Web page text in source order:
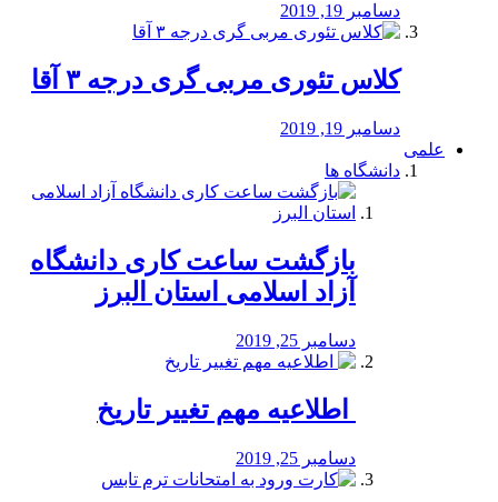
دسامبر 19, 2019
کلاس تئوری مربی گری درجه ۳ آقا
دسامبر 19, 2019
علمی
دانشگاه ها
بازگشت ساعت کاری دانشگاه
آزاد اسلامی استان البرز
دسامبر 25, 2019
️ اطلاعیه مهم تغییر تاریخ
دسامبر 25, 2019